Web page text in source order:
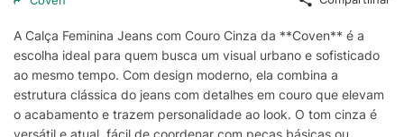
A Calça Feminina Jeans com Couro Cinza da **Coven** é a
escolha ideal para quem busca um visual urbano e sofisticado
ao mesmo tempo. Com design moderno, ela combina a
estrutura clássica do jeans com detalhes em couro que elevam
o acabamento e trazem personalidade ao look. O tom cinza é
versátil e atual, fácil de coordenar com peças básicas ou